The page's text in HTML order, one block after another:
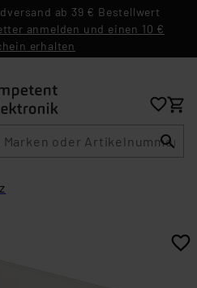
ab 39 € Bestellwert
anmelden und einen 10 €
erhalten